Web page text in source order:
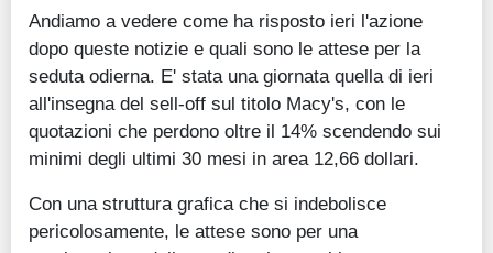
Andiamo a vedere come ha risposto ieri l'azione
dopo queste notizie e quali sono le attese per la
seduta odierna. E' stata una giornata quella di ieri
all'insegna del sell-off sul titolo Macy's, con le
quotazioni che perdono oltre il 14% scendendo sui
minimi degli ultimi 30 mesi in area 12,66 dollari.
Con una struttura grafica che si indebolisce
pericolosamente, le attese sono per una